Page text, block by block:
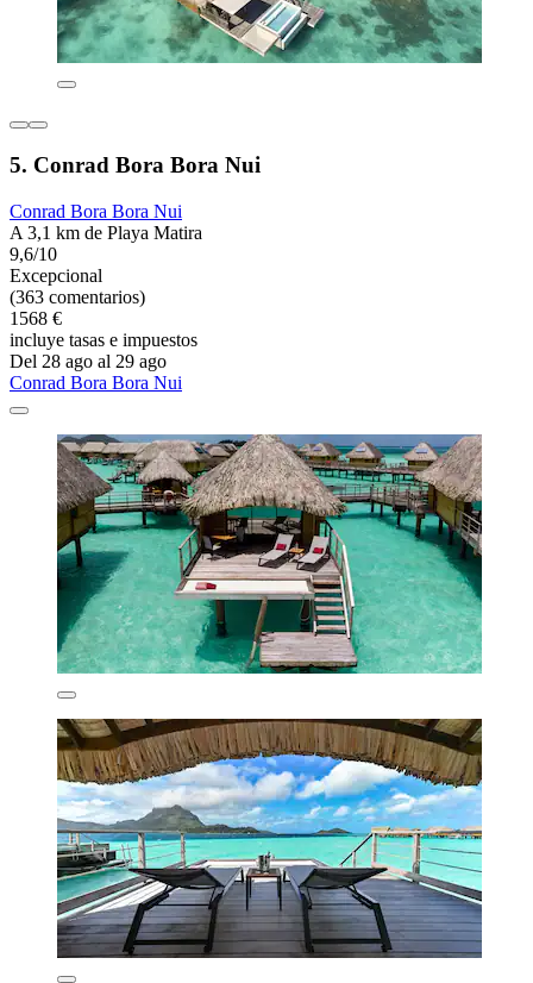
5. Conrad Bora Bora Nui
Conrad Bora Bora Nui
A 3,1 km de Playa Matira
9,6/10
Excepcional
(363 comentarios)
1568 €
incluye tasas e impuestos
Del 28 ago al 29 ago
Conrad Bora Bora Nui